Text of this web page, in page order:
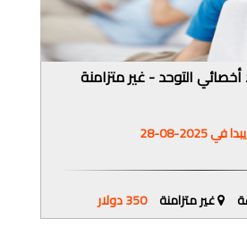
التوحد - غير متزامنة
يبدا في 2025-08-28
غير متزامنة 350 دولار